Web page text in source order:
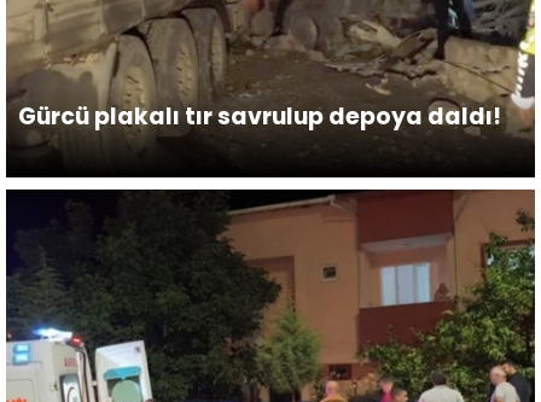
Gürcü plakalı tır savrulup depoya daldı!